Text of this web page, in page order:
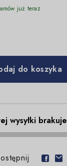
już teraz
do koszyka
wysyłki brakuje